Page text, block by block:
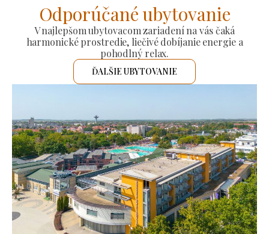
Odporúčané ubytovanie
V najlepšom ubytovacom zariadení na vás čaká
harmonické prostredie, liečivé dobíjanie energie a
pohodlný relax.
ĎALŠIE UBYTOVANIE